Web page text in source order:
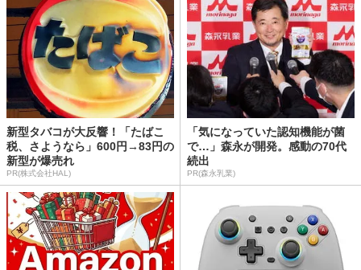
新型タバコが大反響！「たばこ
税、さようなら」600円→83円の
新型が爆売れ
PR(株式会社HAL)
「気になっていた認知機能が菌
で…」森永が開発。感動の70代
続出
PR(森永乳業)